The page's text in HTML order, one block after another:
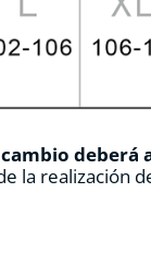
deberá
la realización